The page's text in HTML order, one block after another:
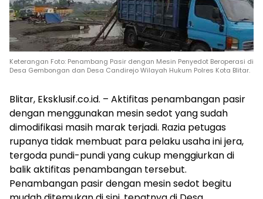
Keterangan Foto: Penambang Pasir dengan Mesin Penyedot Beroperasi di
Desa Gembongan dan Desa Candirejo Wilayah Hukum Polres Kota Blitar.
Blitar, Eksklusif.co.id. – Aktifitas penambangan pasir
dengan menggunakan mesin sedot yang sudah
dimodifikasi masih marak terjadi. Razia petugas
rupanya tidak membuat para pelaku usaha ini jera,
tergoda pundi-pundi yang cukup menggiurkan di
balik aktifitas penambangan tersebut.
Penambangan pasir dengan mesin sedot begitu